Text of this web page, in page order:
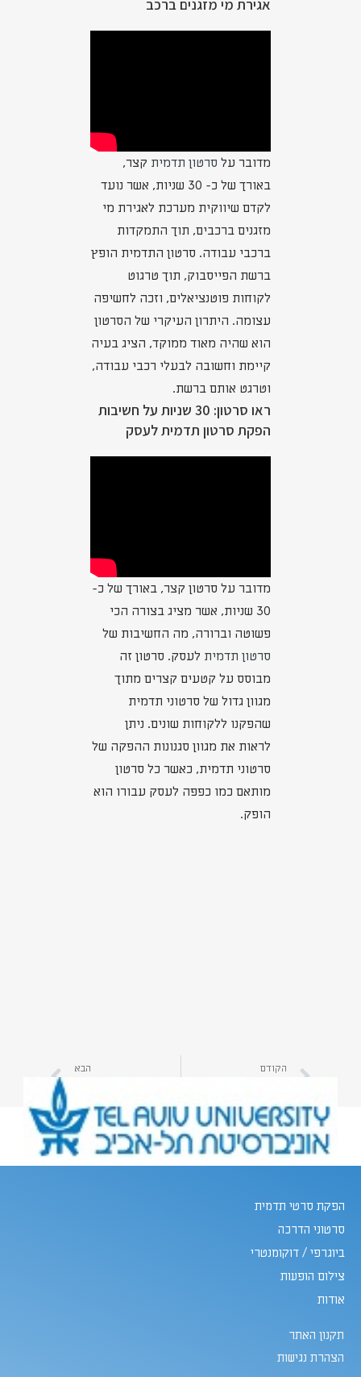
אגירת מי מזגנים ברכב
מדובר על סרטון תדמית קצר,
באורך של כ- 30 שניות, אשר נועד
לקדם שיווקית מערכת לאגירת מי
מזגנים ברכבים, תוך התמקדות
ברכבי עבודה. סרטון התדמית הופץ
ברשת הפייסבוק, תוך טרגוט
לקוחות פוטנציאלים, וזכה לחשיפה
עצומה. היתרון העיקרי של הסרטון
הוא שהיה מאוד ממוקד, הציג בעיה
קיימת וחשובה לבעלי רכבי עבודה,
וטרגט אותם ברשת.
ראו סרטון: 30 שניות על חשיבות
הפקת סרטון תדמית לעסק
מדובר על סרטון קצר, באורך של כ-
30 שניות, אשר מציג בצורה הכי
פשוטה וברורה, מה החשיבות של
סרטון תדמית לעסק. סרטון זה
מבוסס על קטעים קצרים מתוך
מגוון גדול של סרטוני תדמית
שהפקנו ללקוחות שונים. ניתן
לראות את מגוון סגנונות ההפקה של
סרטוני תדמית, כאשר כל סרטון
מותאם כמו כפפה לעסק עבורו הוא
הופק.
הקודם הבא
הפקת סרטי תדמית
סרטוני הדרכה
ביוגרפי / דוקומנטרי
צילום הופעות
אודות
תקנון האתר
הצהרת נגישות